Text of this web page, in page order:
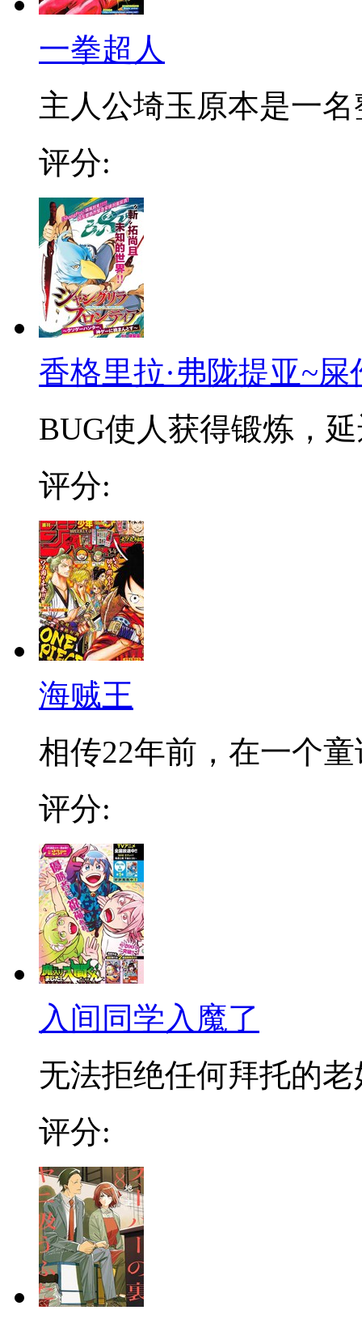
一拳超人
主人公埼玉原本是一名
评分:
香格里拉·弗陇提亚~
BUG使人获得锻炼，
评分:
海贼王
相传22年前，在一个
评分:
入间同学入魔了
无法拒绝任何拜托的老
评分: